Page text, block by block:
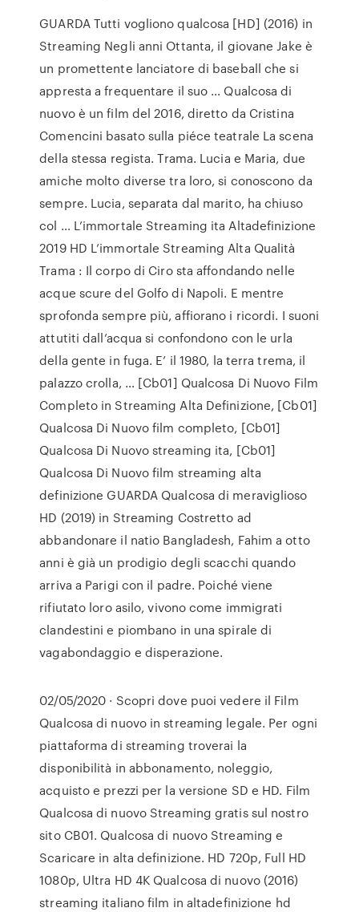
GUARDA Tutti vogliono qualcosa [HD] (2016) in
Streaming Negli anni Ottanta, il giovane Jake è
un promettente lanciatore di baseball che si
appresta a frequentare il suo … Qualcosa di
nuovo è un film del 2016, diretto da Cristina
Comencini basato sulla piéce teatrale La scena
della stessa regista. Trama. Lucia e Maria, due
amiche molto diverse tra loro, si conoscono da
sempre. Lucia, separata dal marito, ha chiuso
col … L’immortale Streaming ita Altadefinizione
2019 HD L’immortale Streaming Alta Qualità
Trama : Il corpo di Ciro sta affondando nelle
acque scure del Golfo di Napoli. E mentre
sprofonda sempre più, affiorano i ricordi. I suoni
attutiti dall’acqua si confondono con le urla
della gente in fuga. E’ il 1980, la terra trema, il
palazzo crolla, … [Cb01] Qualcosa Di Nuovo Film
Completo in Streaming Alta Definizione, [Cb01]
Qualcosa Di Nuovo film completo, [Cb01]
Qualcosa Di Nuovo streaming ita, [Cb01]
Qualcosa Di Nuovo film streaming alta
definizione GUARDA Qualcosa di meraviglioso
HD (2019) in Streaming Costretto ad
abbandonare il natio Bangladesh, Fahim a otto
anni è già un prodigio degli scacchi quando
arriva a Parigi con il padre. Poiché viene
rifiutato loro asilo, vivono come immigrati
clandestini e piombano in una spirale di
vagabondaggio e disperazione.
02/05/2020 · Scopri dove puoi vedere il Film
Qualcosa di nuovo in streaming legale. Per ogni
piattaforma di streaming troverai la
disponibilità in abbonamento, noleggio,
acquisto e prezzi per la versione SD e HD. Film
Qualcosa di nuovo Streaming gratis sul nostro
sito CB01. Qualcosa di nuovo Streaming e
Scaricare in alta definizione. HD 720p, Full HD
1080p, Ultra HD 4K Qualcosa di nuovo (2016)
streaming italiano film in altadefinizione hd